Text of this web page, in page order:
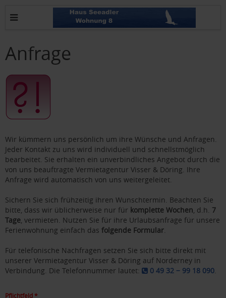
Anfrage
Wir kümmern uns persönlich um ihre Wünsche und Anfragen.
Jeder Kontakt zu uns wird individuell und schnellstmöglich
bearbeitet. Sie erhalten ein unverbindliches Angebot durch die
von uns beauftragte Vermietagentur Visser & Döring. Ihre
Anfrage wird automatisch von uns weitergeleitet.
Sichern Sie sich frühzeitig ihren Wunschtermin. Beachten Sie
bitte, dass wir üblicherweise nur für komplette Wochen, d.h. 7
Tage, vermieten. Nutzen Sie für ihre Urlaubsanfrage für unsere
Ferienwohnung einfach das folgende Formular.
Für telefonische Nachfragen setzen Sie sich bitte direkt mit
unserer Vermietagentur Visser & Döring auf Norderney in
Verbindung. Die Telefonnummer lautet:
0 49 32 − 99 18 090.
Pflichtfeld *